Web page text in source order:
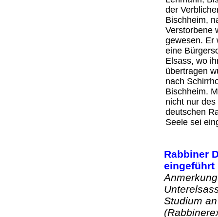
der
Bischheim,
Verstorbene
gewesen. Er
eine
Elsass, wo
übertragen
nach
Bischheim.
nicht nur
deutschen
Seele sei
Rabbiner
eingeführt
Studium